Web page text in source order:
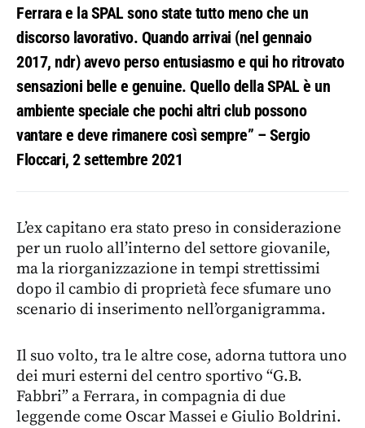
Ferrara e la SPAL sono state tutto meno che un
discorso lavorativo. Quando arrivai (nel gennaio
2017, ndr) avevo perso entusiasmo e qui ho ritrovato
sensazioni belle e genuine. Quello della SPAL è un
ambiente speciale che pochi altri club possono
vantare e deve rimanere così sempre” – Sergio
Floccari, 2 settembre 2021
L’ex capitano era stato preso in considerazione
per un ruolo all’interno del settore giovanile,
ma la riorganizzazione in tempi strettissimi
dopo il cambio di proprietà fece sfumare uno
scenario di inserimento nell’organigramma.
Il suo volto, tra le altre cose, adorna tuttora uno
dei muri esterni del centro sportivo “G.B.
Fabbri” a Ferrara, in compagnia di due
leggende come Oscar Massei e Giulio Boldrini.